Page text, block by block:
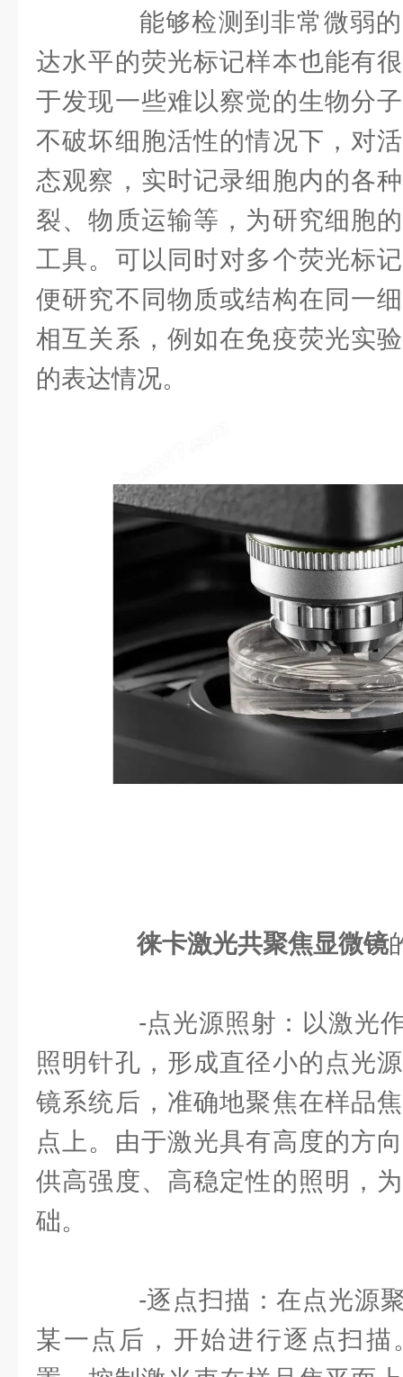
能够检测到非常微弱的
达水平的荧光标记样本也能有
于发现一些难以察觉的生物分
不破坏细胞活性的情况下，对
态观察，实时记录细胞内的各
裂、物质运输等，为研究细胞
工具。可以同时对多个荧光标
便研究不同物质或结构在同一
相互关系，例如在免疫荧光实
的表达情况。
徕卡激光共聚焦显微镜
-点光源照射：以激光作
照明针孔，形成直径小的点光
镜系统后，准确地聚焦在样品
点上。由于激光具有高度的方
供高强度、高稳定性的照明，
础。
-逐点扫描：在点光源聚
某一点后，开始进行逐点扫